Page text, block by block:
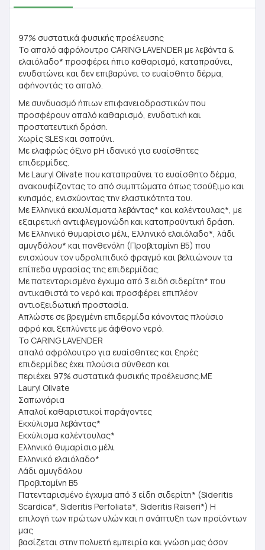
97% συστατικά φυσικής προέλευσης
Το απαλό αφρόλουτρο CARING LAVENDER με λεβάντα &
ελαιόλαδο* προσφέρει ήπιο καθαρισμό, καταπραΰνει,
ενυδατώνει και δεν επιβαρύνει το ευαίσθητο δέρμα,
αφήνoντάς το απαλό.
Με συνδυασμό ήπιων επιφανειοδραστικών που
προσφέρουν απαλό καθαρισμό, ενυδατική και
προστατευτική δράση.
Χωρίς SLES και σαπούνι.
Mε ελαφρώς όξινο pH ιδανικό για ευαίσθητες
επιδερμίδες.
Με Lauryl Olivate που καταπραΰνει το ευαίσθητο δέρμα,
ανακουφίζοντας το από συμπτώματα όπως τσούξιμο και
κνησμός, ενισχύοντας την ελαστικότητα του.
Με Ελληνικά εκχυλίσματα λεβάντας* και καλέντουλας*, με
εξαιρετική αντιφλεγμονώδη και καταπραϋντική δράση.
Με Ελληνικό θυμαρίσιο μέλι, Ελληνικό ελαιόλαδο*, λάδι
αμυγδάλου* και πανθενόλη (Προβιταμίνη Β5) που
ενισχύουν τον υδρολιπιδικό φραγμό και βελτιώνουν τα
επίπεδα υγρασίας της επιδερμίδας.
Με πατενταρισμένο έγχυμα από 3 ειδή σιδερίτη* που
αντικαθιστά το νερό και προσφέρει επιπλέον
αντιοξειδωτική προστασία.
Απλώστε σε βρεγμένη επιδερμίδα κάνοντας πλούσιο
αφρό και ξεπλύνετε με άφθονο νερό.
Το CARING LAVENDER
απαλό αφρόλουτρο για ευαίσθητες και ξηρές
επιδερμίδες έχει πλούσια σύνθεση και
περιέχει 97% συστατικά φυσικής προέλευσης.ΜΕ
Lauryl Olivate
Σαπωνάρια
Απαλοί καθαριστικοί παράγοντες
Εκχύλισμα λεβάντας*
Εκχύλισμα καλέντουλας*
Ελληνικό θυμαρίσιο μέλι
Ελληνικό ελαιόλαδο*
Λάδι αμυγδάλου
Προβιταμίνη B5
Πατενταρισμένο έγχυμα από 3 είδη σιδερίτη* (Sideritis
Scardica*, Sideritis Perfoliata*, Sideritis Raiseri*) Η
επιλογή των πρώτων υλών και η ανάπτυξη των προϊόντων
μας
βασίζεται στην πολυετή εμπειρία και γνώση μας όσον